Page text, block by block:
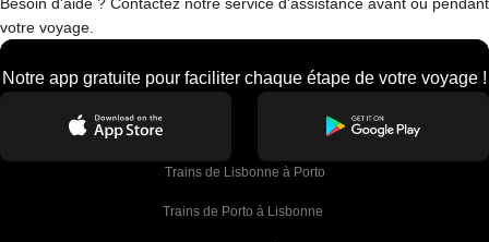
votre voyage.
Notre app gratuite pour faciliter chaque étape de votre voyage !
Trains de Lisbonne à Porto
Trains de Porto à Lisbonne